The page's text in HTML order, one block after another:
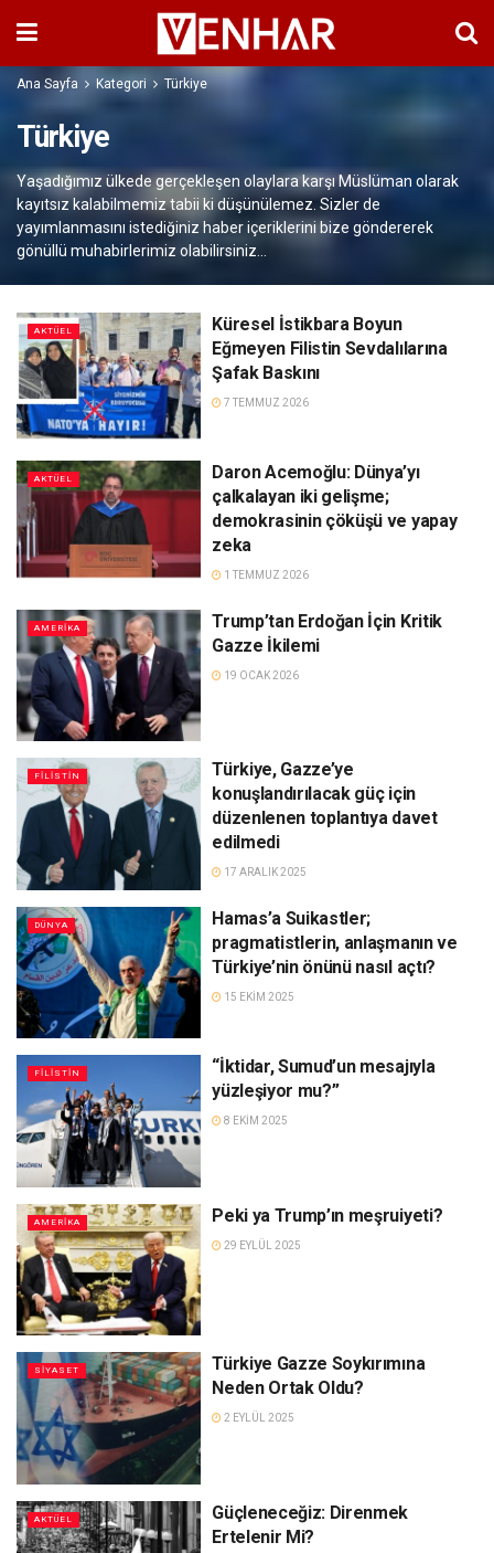
Ana Sayfa Kategori Türkiye
Türkiye
Yaşadığımız ülkede gerçekleşen olaylara karşı Müslüman olarak
kayıtsız kalabilmemiz tabii ki düşünülemez. Sizler de
yayımlanmasını istediğiniz haber içeriklerini bize göndererek
gönüllü muhabirlerimiz olabilirsiniz...
AKTÜEL
Küresel İstikbara Boyun
Eğmeyen Filistin Sevdalılarına
Şafak Baskını
7 TEMMUZ 2026
AKTÜEL
Daron Acemoğlu: Dünya’yı
çalkalayan iki gelişme;
demokrasinin çöküşü ve yapay
zeka
1 TEMMUZ 2026
AMERIKA
Trump’tan Erdoğan İçin Kritik
Gazze İkilemi
19 OCAK 2026
FILISTIN
Türkiye, Gazze’ye
konuşlandırılacak güç için
düzenlenen toplantıya davet
edilmedi
17 ARALIK 2025
DÜNYA
Hamas’a Suikastler;
pragmatistlerin, anlaşmanın ve
Türkiye’nin önünü nasıl açtı?
15 EKIM 2025
FILISTIN
“İktidar, Sumud’un mesajıyla
yüzleşiyor mu?”
8 EKIM 2025
AMERIKA Peki ya Trump’ın meşruiyeti?
29 EYLÜL 2025
SIYASET
Türkiye Gazze Soykırımına
Neden Ortak Oldu?
2 EYLÜL 2025
AKTÜEL
Güçleneceğiz: Direnmek
Ertelenir Mi?